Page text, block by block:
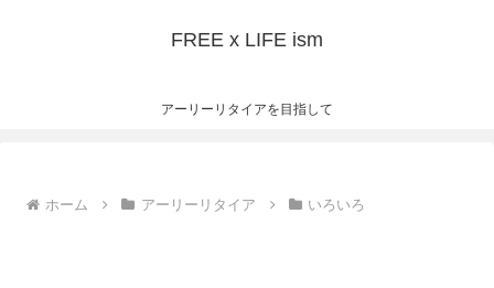
FREE x LIFE ism
アーリーリタイアを目指して
ホーム アーリーリタイア いろいろ